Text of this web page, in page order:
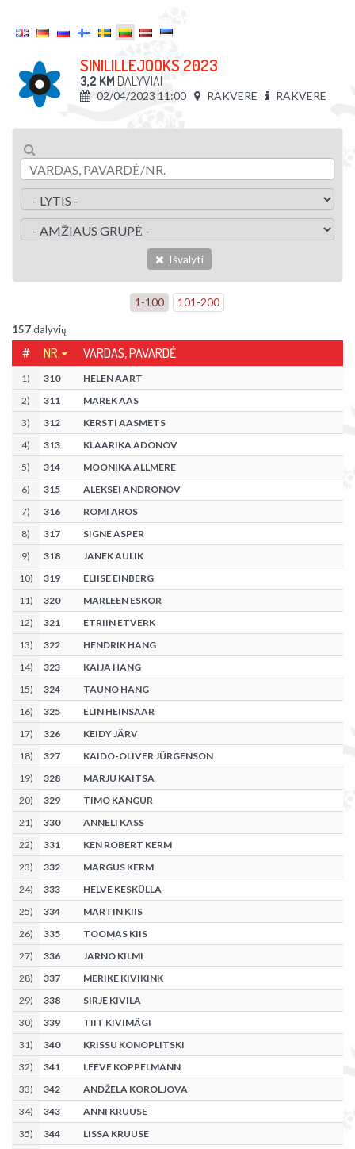
SINILILLEJOOKS 2023
3,2 KM DALYVIAI
02/04/2023 11:00 RAKVERE RAKVERE
Išvalyti
1-100 101-200
157dalyvių
# NR. VARDAS, PAVARDĖ
1) 310
HELEN AART
2) 311
MAREK AAS
3) 312
KERSTI AASMETS
4) 313
KLAARIKA ADONOV
5) 314
MOONIKA ALLMERE
6) 315
ALEKSEI ANDRONOV
7) 316
ROMI AROS
8) 317
SIGNE ASPER
9) 318
JANEK AULIK
10) 319
ELIISE EINBERG
11) 320
MARLEEN ESKOR
12) 321
ETRIIN ETVERK
13) 322
HENDRIK HANG
14) 323
KAIJA HANG
15) 324
TAUNO HANG
16) 325
ELIN HEINSAAR
17) 326
KEIDY JÄRV
18) 327
KAIDO-OLIVER JÜRGENSON
19) 328
MARJU KAITSA
20) 329
TIMO KANGUR
21) 330
ANNELI KASS
22) 331
KEN ROBERT KERM
23) 332
MARGUS KERM
24) 333
HELVE KESKÜLLA
25) 334
MARTIN KIIS
26) 335
TOOMAS KIIS
27) 336
JARNO KILMI
28) 337
MERIKE KIVIKINK
29) 338
SIRJE KIVILA
30) 339
TIIT KIVIMÄGI
31) 340
KRISSU KONOPLITSKI
32) 341
LEEVE KOPPELMANN
33) 342
ANDŽELA KOROLJOVA
34) 343
ANNI KRUUSE
35) 344
LISSA KRUUSE